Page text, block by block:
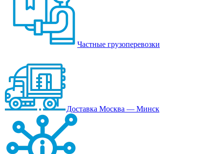
Частные грузоперевозки
Доставка Москва — Минск